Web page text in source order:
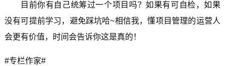
目前你有自己统筹过一个项目吗？如果有可自检，如果
没有可提前学习，避免踩坑哈~相信我，懂项目管理的运营人
会更有价值，时间会告诉你这是真的！
#专栏作家#